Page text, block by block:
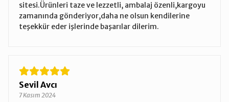
sitesi.Ürünleri taze ve lezzetli, ambalaj özenli,kargoyu
zamanında gönderiyor,daha ne olsun kendilerine
teşekkür eder işlerinde başarılar dilerim.
Sevil Avcı
7 Kasım 2024